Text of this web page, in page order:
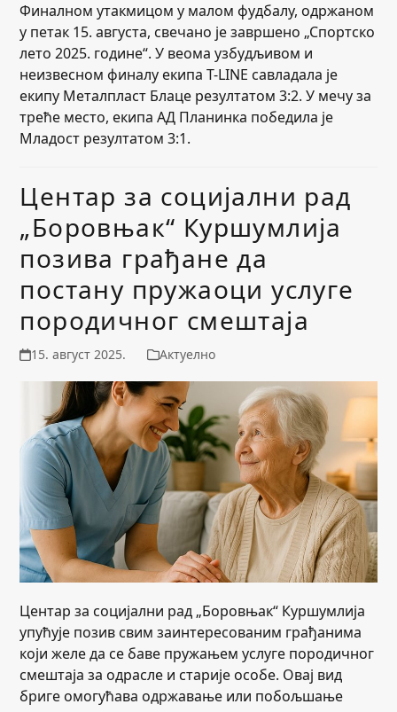
Финалном утакмицом у малом фудбалу, одржаном
у петак 15. августа, свечано је завршено „Спортско
лето 2025. године“. У веома узбудљивом и
неизвесном финалу екипа Т-LINE савладала је
екипу Металпласт Блаце резултатом 3:2. У мечу за
треће место, екипа АД Планинка победила је
Младост резултатом 3:1.
Центар за социјални рад
„Боровњак“ Куршумлија
позива грађане да
постану пружаоци услуге
породичног смештаја
15. август 2025. Актуелно
Центар за социјални рад „Боровњак“ Куршумлија
упућује позив свим заинтересованим грађанима
који желе да се баве пружањем услуге породичног
смештаја за одрасле и старије особе. Овај вид
бриге омогућава одржавање или побољшање